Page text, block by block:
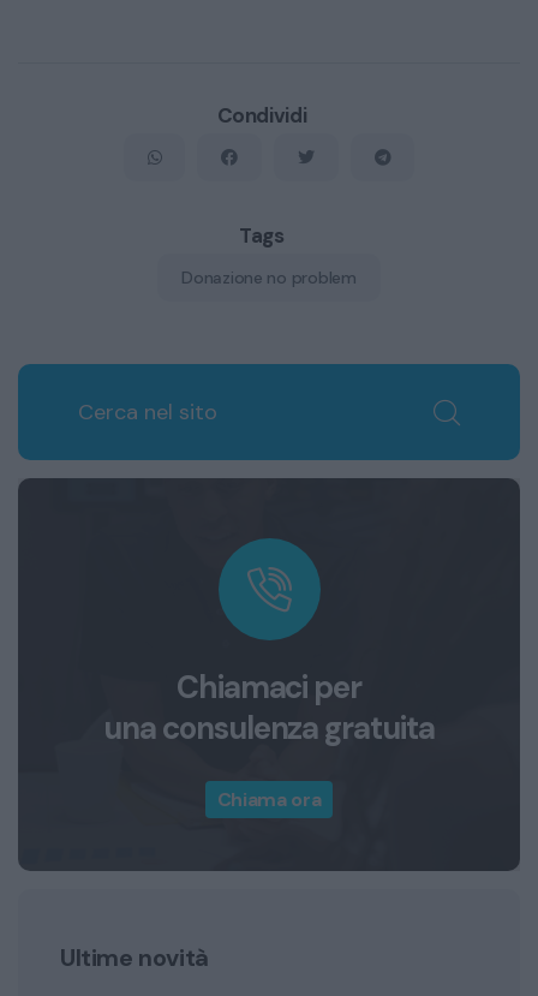
Condividi
Tags
​Donazione no problem
Chiamaci per
una consulenza gratuita
Chiama ora
Ultime novità